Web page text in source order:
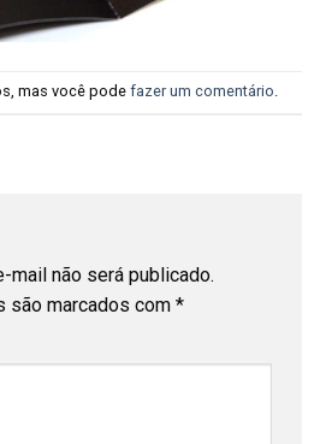
mas você pode fazer um comentário.
mail não será publicado.
são marcados com *